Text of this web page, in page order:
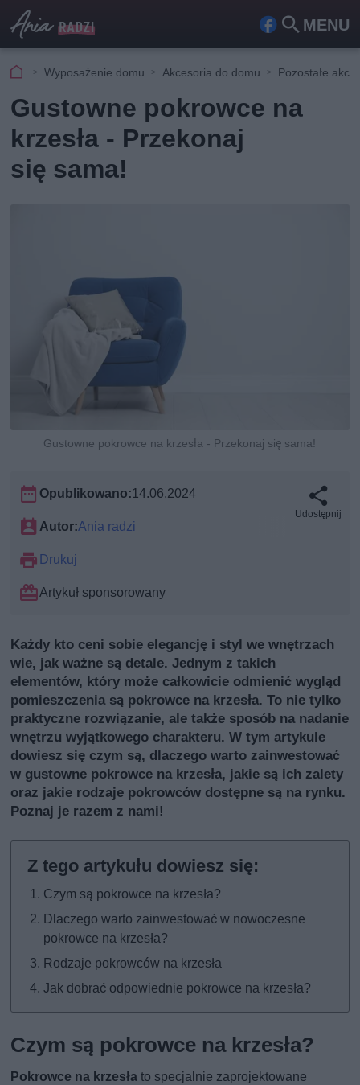
MENU
Fa
ook
Szu
kaj
Wyposażenie domu Akcesoria do domu Pozostałe
Gustowne pokrowce na
krzesła - Przekonaj
się sama!
Gustowne pokrowce na krzesła - Przekonaj się sama!
Opublikowano:14.06.2024
Autor:Ania radzi
Drukuj
Artykuł sponsorowany
Udostępnij
Każdy kto ceni sobie elegancję i styl we wnętrzach
wie, jak ważne są detale. Jednym z takich
elementów, który może całkowicie odmienić wygląd
pomieszczenia są pokrowce na krzesła. To nie tylko
praktyczne rozwiązanie, ale także sposób na nadanie
wnętrzu wyjątkowego charakteru. W tym artykule
dowiesz się czym są, dlaczego warto zainwestować
w gustowne pokrowce na krzesła, jakie są ich zalety
oraz jakie rodzaje pokrowców dostępne są na rynku.
Poznaj je razem z nami!
Czym są pokrowce na krzesła?
Dlaczego warto zainwestować w nowoczesne
pokrowce na krzesła?
Rodzaje pokrowców na krzesła
Jak dobrać odpowiednie pokrowce na krzesła?
Czym są pokrowce na krzesła?
Pokrowce na krzesła to specjalnie zaprojektowane